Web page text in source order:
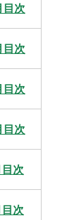
目次
目次
目次
目次
次
次